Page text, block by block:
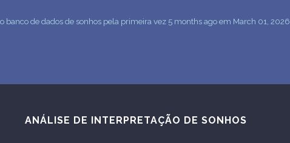
banco de dados de sonhos pela primeira vez 5 months ago em March 01, 2026
ANÁLISE DE INTERPRETAÇÃO DE SONHOS